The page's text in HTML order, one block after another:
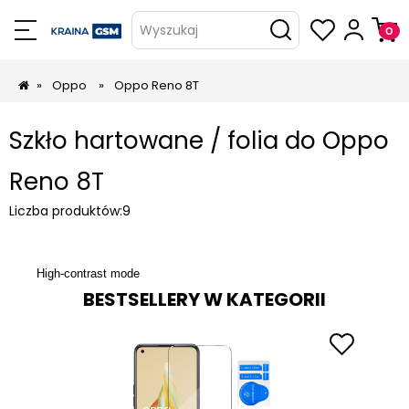
Wyszukaj
» Oppo » Oppo Reno 8T
Szkło hartowane / folia do Oppo
Reno 8T
Liczba produktów:9
High-contrast mode
BESTSELLERY W KATEGORII